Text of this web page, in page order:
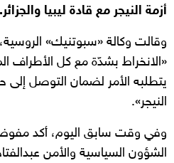
أزمة النيجر مع قادة ليبيا والجزائر.
وقالت وكالة «سبوتنيك»
«الانخراط بشدّة مع كل الأطراف
يتطلبه الأمر لضمان التوصل
النيجر».
وفي وقت سابق اليوم، أكد
الشؤون السياسية والأمن